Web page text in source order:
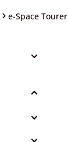
e-Space Tourer